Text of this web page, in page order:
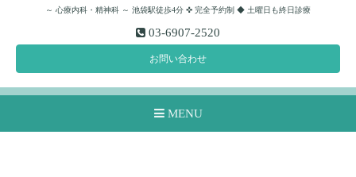
～ 心療内科・精神科 ～ 池袋駅徒歩4分 ✜ 完全予約制 ◆ 土曜日も終日診療
03-6907-2520
お問い合わせ
MENU